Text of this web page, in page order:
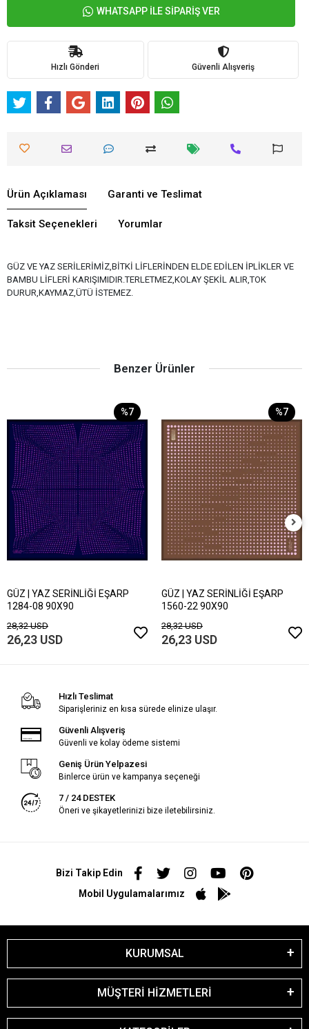
WHATSAPP İLE SİPARİŞ VER
Hızlı Gönderi Güvenli Alışveriş
Ürün Açıklaması Garanti ve Teslimat
Taksit Seçenekleri Yorumlar
GÜZ VE YAZ SERİLERİMİZ,BİTKİ LİFLERİNDEN ELDE EDİLEN İPLİKLER VE
BAMBU LİFLERİ KARIŞIMIDIR.TERLETMEZ,KOLAY ŞEKİL ALIR,TOK
DURUR,KAYMAZ,ÜTÜ İSTEMEZ.
Benzer Ürünler
%7
GÜZ | YAZ SERİNLİĞİ EŞARP
1284-08 90X90
28,32 USD
26,23 USD
%7
GÜZ | YAZ SERİNLİĞİ EŞARP
1560-22 90X90
28,32 USD
26,23 USD
Hızlı Teslimat
Siparişleriniz en kısa sürede elinize ulaşır.
Güvenli Alışveriş
Güvenli ve kolay ödeme sistemi
Geniş Ürün Yelpazesi
Binlerce ürün ve kampanya seçeneği
7 / 24 DESTEK
Öneri ve şikayetlerinizi bize iletebilirsiniz.
Bizi Takip Edin
Mobil Uygulamalarımız
KURUMSAL
MÜŞTERİ HİZMETLERİ